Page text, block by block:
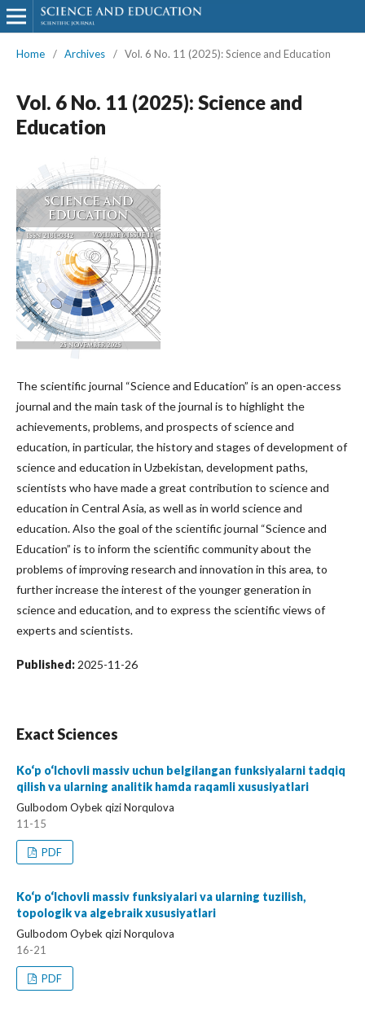
Home / Archives / Vol. 6 No. 11 (2025): Science and Education
Vol. 6 No. 11 (2025): Science and
Education
The scientific journal “Science and Education” is an open-access
journal and the main task of the journal is to highlight the
achievements, problems, and prospects of science and
education, in particular, the history and stages of development of
science and education in Uzbekistan, development paths,
scientists who have made a great contribution to science and
education in Central Asia, as well as in world science and
education. Also the goal of the scientific journal “Science and
Education” is to inform the scientific community about the
problems of improving research and innovation in this area, to
further increase the interest of the younger generation in
science and education, and to express the scientific views of
experts and scientists.
Published: 2025-11-26
Exact Sciences
Ko‘p o‘lchovli massiv uchun belgilangan funksiyalarni tadqiq
qilish va ularning analitik hamda raqamli xususiyatlari
Gulbodom Oybek qizi Norqulova
11-15
PDF
Ko‘p o‘lchovli massiv funksiyalari va ularning tuzilish,
topologik va algebraik xususiyatlari
Gulbodom Oybek qizi Norqulova
16-21
PDF